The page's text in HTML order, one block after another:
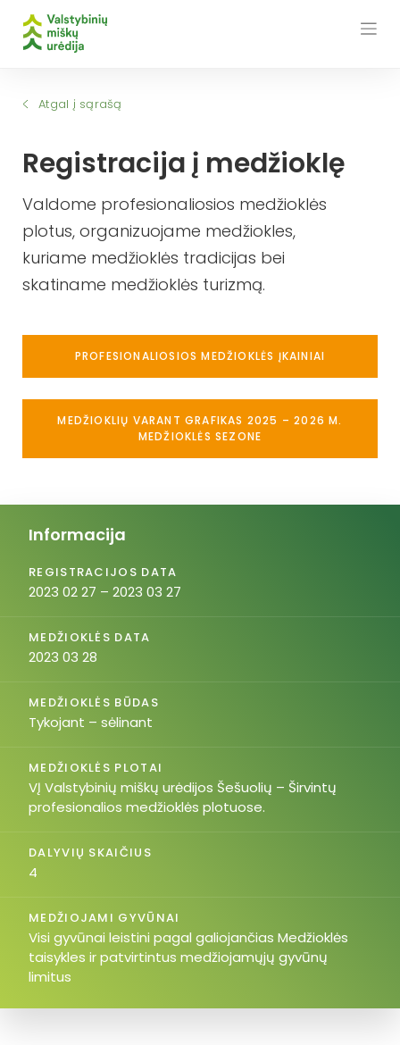
Atgal į sąrašą
Registracija į medžioklę
Valdome profesionaliosios medžioklės
plotus, organizuojame medžiokles,
kuriame medžioklės tradicijas bei
skatiname medžioklės turizmą.
PROFESIONALIOSIOS MEDŽIOKLĖS ĮKAINIAI
MEDŽIOKLIŲ VARANT GRAFIKAS 2025 – 2026 M.
MEDŽIOKLĖS SEZONE
Informacija
REGISTRACIJOS DATA
2023 02 27 – 2023 03 27
MEDŽIOKLĖS DATA
2023 03 28
MEDŽIOKLĖS BŪDAS
Tykojant – sėlinant
MEDŽIOKLĖS PLOTAI
VĮ Valstybinių miškų urėdijos Šešuolių – Širvintų
profesionalios medžioklės plotuose.
DALYVIŲ SKAIČIUS
4
MEDŽIOJAMI GYVŪNAI
Visi gyvūnai leistini pagal galiojančias Medžioklės
taisykles ir patvirtintus medžiojamųjų gyvūnų
limitus